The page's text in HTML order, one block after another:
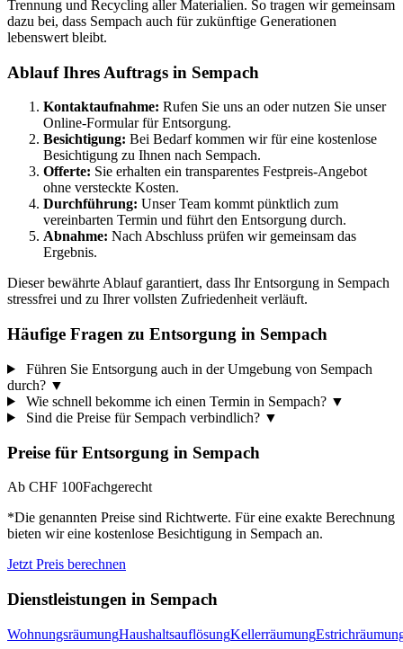
Trennung und Recycling aller Materialien. So tragen wir gemeinsam
dazu bei, dass Sempach auch für zukünftige Generationen
lebenswert bleibt.
Ablauf Ihres Auftrags in Sempach
Kontaktaufnahme: Rufen Sie uns an oder nutzen Sie unser
Online-Formular für Entsorgung.
Besichtigung: Bei Bedarf kommen wir für eine kostenlose
Besichtigung zu Ihnen nach Sempach.
Offerte: Sie erhalten ein transparentes Festpreis-Angebot
ohne versteckte Kosten.
Durchführung: Unser Team kommt pünktlich zum
vereinbarten Termin und führt den Entsorgung durch.
Abnahme: Nach Abschluss prüfen wir gemeinsam das
Ergebnis.
Dieser bewährte Ablauf garantiert, dass Ihr Entsorgung in Sempach
stressfrei und zu Ihrer vollsten Zufriedenheit verläuft.
Häufige Fragen zu Entsorgung in Sempach
Führen Sie Entsorgung auch in der Umgebung von Sempach
durch? ▼
Wie schnell bekomme ich einen Termin in Sempach? ▼
Sind die Preise für Sempach verbindlich? ▼
Preise für Entsorgung in Sempach
Ab CHF 100Fachgerecht
*Die genannten Preise sind Richtwerte. Für eine exakte Berechnung
bieten wir eine kostenlose Besichtigung in Sempach an.
Jetzt Preis berechnen
Dienstleistungen in Sempach
WohnungsräumungHaushaltsauflösungKellerräumung